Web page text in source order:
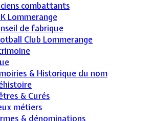
combattants
Lommerange
de fabrique
Club Lommerange
& Historique du nom
& Curés
métiers
& dénominations